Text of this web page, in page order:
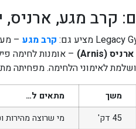
קרב מגע, ארניס,
קרב מגע –
ארניס (Arnis)
– אומנות לחימה
לאימוני הלחימה. מפחיתה
משך מתאים ל…
45 דק' מי שרוצה מהירות